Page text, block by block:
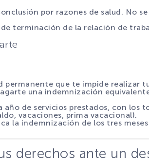
por razones de salud. No
de terminación de la relación de
que te impide realizar
una indemnización
año de servicios prestados, con los
vacaciones, prima vacacional).
la indemnización de los tres
derechos ante un